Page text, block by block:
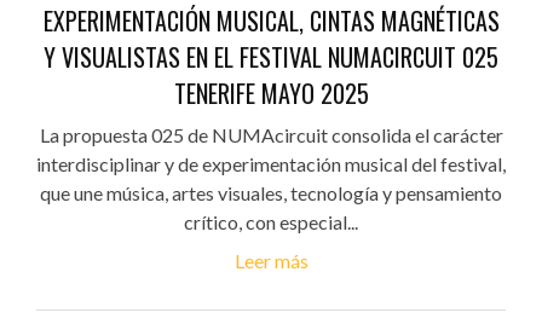
EXPERIMENTACIÓN MUSICAL, CINTAS MAGNÉTICAS
Y VISUALISTAS EN EL FESTIVAL NUMACIRCUIT 025
TENERIFE MAYO 2025
La propuesta 025 de NUMAcircuit consolida el carácter
interdisciplinar y de experimentación musical del festival,
que une música, artes visuales, tecnología y pensamiento
crítico, con especial...
Leer más